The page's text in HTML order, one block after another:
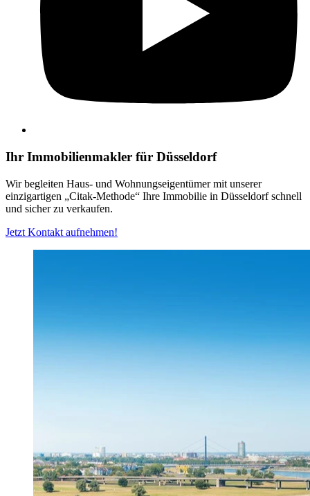
Ihr Immobilienmakler für Düsseldorf
Wir begleiten Haus- und Wohnungseigentümer mit unserer
einzigartigen „Citak-Methode“ Ihre Immobilie in Düsseldorf schnell
und sicher zu verkaufen.
Jetzt Kontakt aufnehmen!